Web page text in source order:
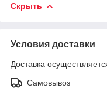
Скрыть
Условия доставки
Доставка
Самовывоз